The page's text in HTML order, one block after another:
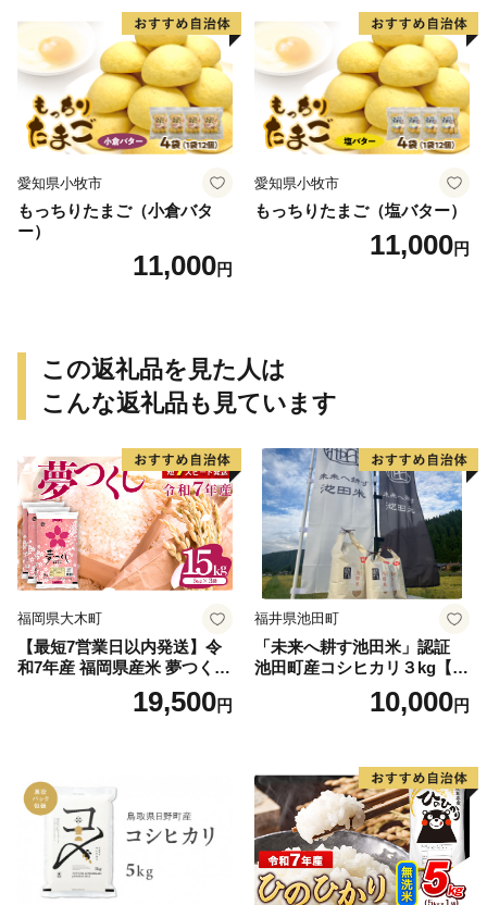
愛知県小牧市
もっちりたまご（小倉バタ
ー）
11,000円
愛知県小牧市
もっちりたまご（塩バター）
11,000円
この返礼品を見た人は
こんな返礼品も見ています
福岡県大木町
【最短7営業日以内発送】令
和7年産 福岡県産米 夢つくし
15kg 精米 ※北海道・沖縄・
19,500円
福井県池田町
「未来へ耕す池田米」認証
池田町産コシヒカリ３kg【お
1人様につき３セットまで】
10,000円